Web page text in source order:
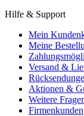
Hilfe & Support
Mein
Meine
Versand &
Aktionen &
Weitere
Firmenkunden